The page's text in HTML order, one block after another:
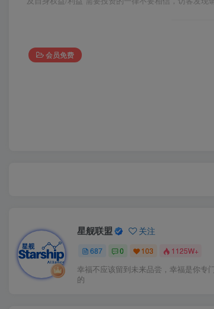
会员免费
星舰联盟 关注
687 0 103 1125W+
幸福不应该留到未来品尝，幸福是你专
的